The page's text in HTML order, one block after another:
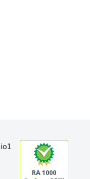
RA 1000